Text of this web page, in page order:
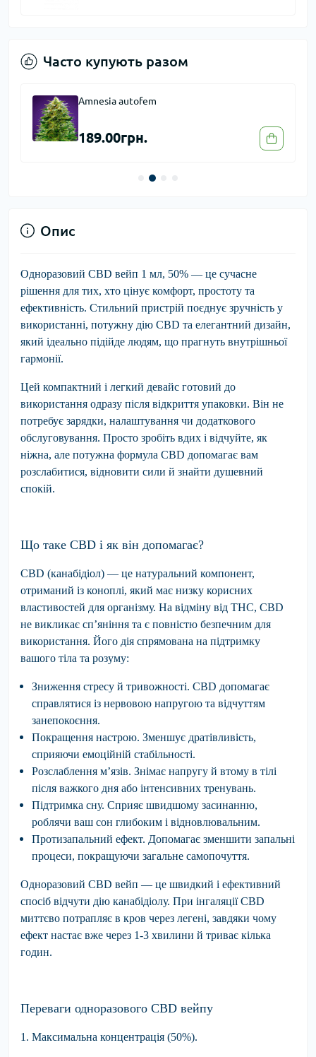
Часто купують разом
Amnesia autofem
189.00грн.
Опис
Одноразовий CBD вейп 1 мл, 50% — це сучасне
рішення для тих, хто цінує комфорт, простоту та
ефективність. Стильний пристрій поєднує зручність у
використанні, потужну дію CBD та елегантний дизайн,
який ідеально підійде людям, що прагнуть внутрішньої
гармонії.
Цей компактний і легкий девайс готовий до
використання одразу після відкриття упаковки. Він не
потребує зарядки, налаштування чи додаткового
обслуговування. Просто зробіть вдих і відчуйте, як
ніжна, але потужна формула CBD допомагає вам
розслабитися, відновити сили й знайти душевний
спокій.
Що таке CBD і як він допомагає?
CBD (канабідіол) — це натуральний компонент,
отриманий із коноплі, який має низку корисних
властивостей для організму. На відміну від THC, CBD
не викликає сп’яніння та є повністю безпечним для
використання. Його дія спрямована на підтримку
вашого тіла та розуму:
Зниження стресу й тривожності. CBD допомагає
справлятися із нервовою напругою та відчуттям
занепокоєння.
Покращення настрою. Зменшує дратівливість,
сприяючи емоційній стабільності.
Розслаблення м’язів. Знімає напругу й втому в тілі
після важкого дня або інтенсивних тренувань.
Підтримка сну. Сприяє швидшому засинанню,
роблячи ваш сон глибоким і відновлювальним.
Протизапальний ефект. Допомагає зменшити запальні
процеси, покращуючи загальне самопочуття.
Одноразовий CBD вейп — це швидкий і ефективний
спосіб відчути дію канабідіолу. При інгаляції CBD
миттєво потрапляє в кров через легені, завдяки чому
ефект настає вже через 1-3 хвилини й триває кілька
годин.
Переваги одноразового CBD вейпу
1. Максимальна концентрація (50%).